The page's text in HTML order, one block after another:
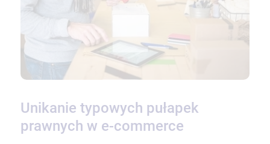
Unikanie typowych pułapek
prawnych w e-commerce